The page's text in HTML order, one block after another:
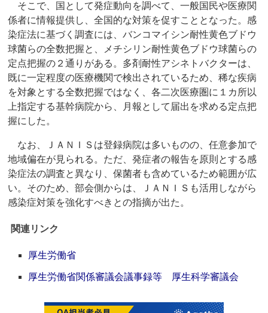
そこで、国として発症動向を調べて、一般国民や医療関
係者に情報提供し、全国的な対策を促すこととなった。感
染症法に基づく調査には、バンコマイシン耐性黄色ブドウ
球菌らの全数把握と、メチシリン耐性黄色ブドウ球菌らの
定点把握の２通りがある。多剤耐性アシネトバクターは、
既に一定程度の医療機関で検出されているため、稀な疾病
を対象とする全数把握ではなく、各二次医療圏に１カ所以
上指定する基幹病院から、月報として届出を求める定点把
握にした。
なお、ＪＡＮＩＳは登録病院は多いものの、任意参加で
地域偏在が見られる。ただ、発症者の報告を原則とする感
染症法の調査と異なり、保菌者も含めているため範囲が広
い。そのため、部会側からは、ＪＡＮＩＳも活用しながら
感染症対策を強化すべきとの指摘が出た。
関連リンク
厚生労働省
厚生労働省関係審議会議事録等 厚生科学審議会